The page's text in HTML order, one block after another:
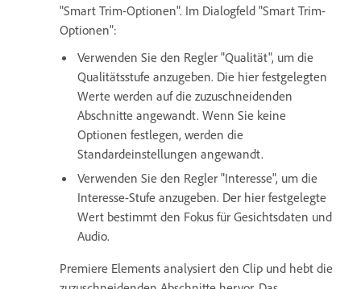
"Smart Trim-Optionen". Im Dialogfeld "Smart Trim-
Optionen":
Verwenden Sie den Regler "Qualität", um die
Qualitätsstufe anzugeben. Die hier festgelegten
Werte werden auf die zuzuschneidenden
Abschnitte angewandt. Wenn Sie keine
Optionen festlegen, werden die
Standardeinstellungen angewandt.
Verwenden Sie den Regler "Interesse", um die
Interesse-Stufe anzugeben. Der hier festgelegte
Wert bestimmt den Fokus für Gesichtsdaten und
Audio.
Premiere Elements analysiert den Clip und hebt die